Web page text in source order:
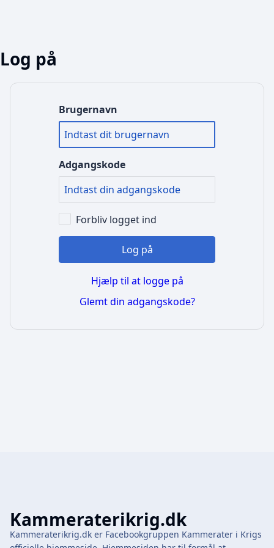
Log på
Brugernavn
Adgangskode
Forbliv logget ind
Log på
Hjælp til at logge på
Glemt din adgangskode?
Kammeraterikrig.dk
Kammeraterikrig.dk er Facebookgruppen Kammerater i Krigs